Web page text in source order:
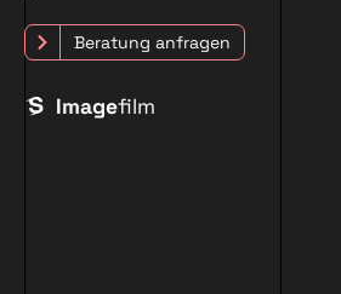
Beratung anfragen
Imagefilm